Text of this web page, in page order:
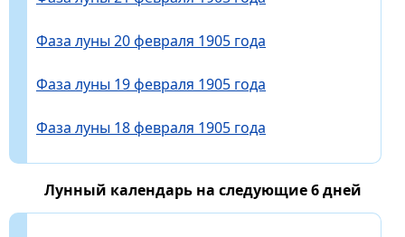
Фаза луны 20 февраля 1905 года
Фаза луны 19 февраля 1905 года
Фаза луны 18 февраля 1905 года
Лунный календарь на следующие 6 дней